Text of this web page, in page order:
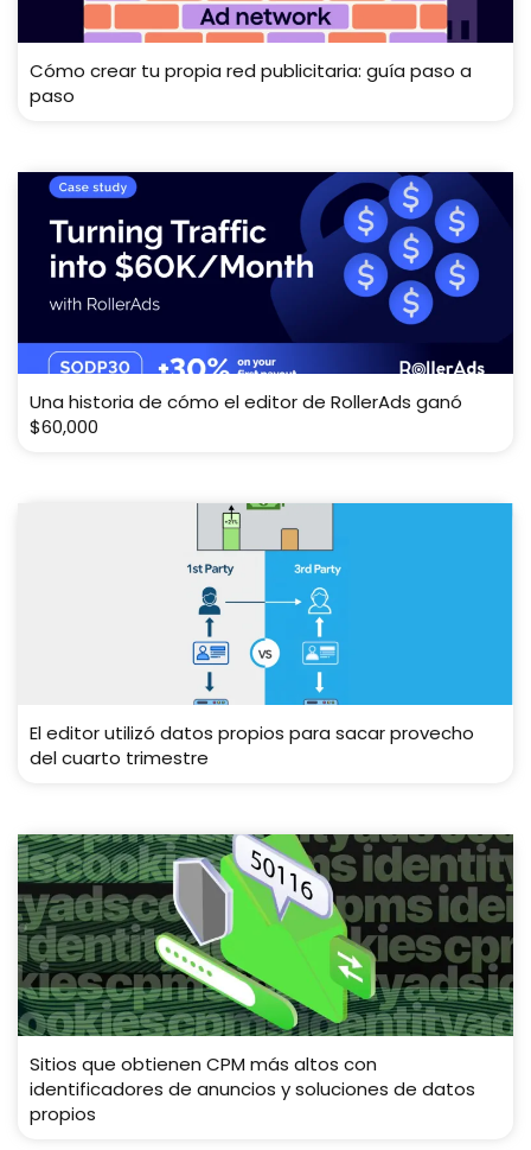
Cómo crear tu propia red publicitaria: guía paso a
paso
Una historia de cómo el editor de RollerAds ganó
$60,000
El editor utilizó datos propios para sacar provecho
del cuarto trimestre
Sitios que obtienen CPM más altos con
identificadores de anuncios y soluciones de datos
propios